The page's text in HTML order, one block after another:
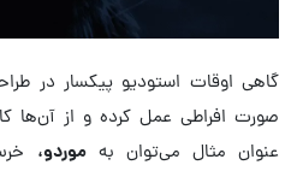
گاهی اوقات استودیو پیکسار در
صورت افراطی عمل کرده و از آن‌ها
عنوان مثال می‌توان بهموردو،